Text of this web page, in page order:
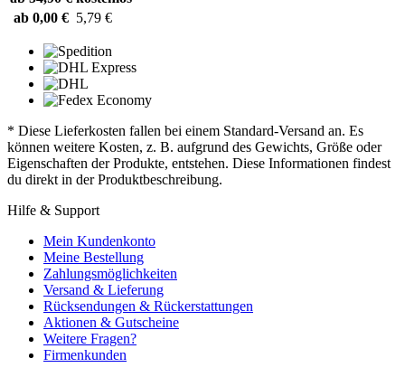
ab 0,00 € 5,79 €
* Diese Lieferkosten fallen bei einem Standard-Versand an. Es
können weitere Kosten, z. B. aufgrund des Gewichts, Größe oder
Eigenschaften der Produkte, entstehen. Diese Informationen findest
du direkt in der Produktbeschreibung.
Hilfe & Support
Mein Kundenkonto
Meine Bestellung
Zahlungsmöglichkeiten
Versand & Lieferung
Rücksendungen & Rückerstattungen
Aktionen & Gutscheine
Weitere Fragen?
Firmenkunden